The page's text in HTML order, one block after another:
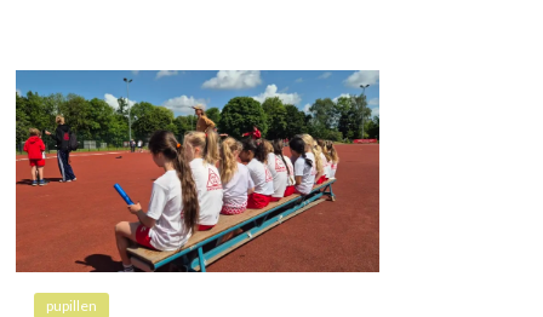
pupillen